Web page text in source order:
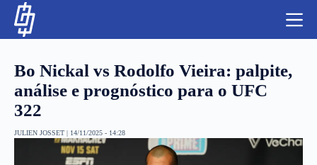
LUTAS E MMA
Bo Nickal vs Rodolfo Vieira: palpite,
análise e prognóstico para o UFC
322
JULIEN JOSSET | 14/11/2025 - 14:28